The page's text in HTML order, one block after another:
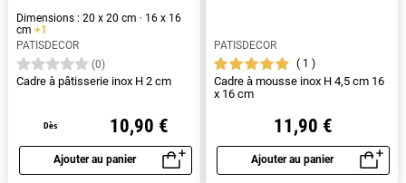
Dimensions : 20 x 20 cm · 16 x 16
cm +1
PATISDECOR
(0)
Cadre à pâtisserie inox H 2 cm
Dès 10,90 €
Ajouter au panier
Aperçu rapide
PATISDECOR
1
Cadre à mousse inox H 4,5 cm 16
x 16 cm
11,90 €
Ajouter au panier
Aperçu rapide